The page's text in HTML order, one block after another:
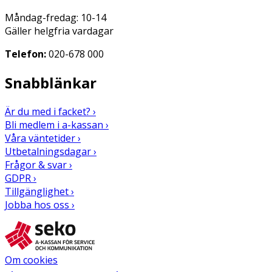
Måndag-fredag: 10-14
Gäller helgfria vardagar
Telefon:020-678 000
Snabblänkar
Är du med i facket? ›
Bli medlem i a-kassan ›
Våra väntetider ›
Utbetalningsdagar ›
Frågor & svar ›
GDPR ›
Tillgänglighet ›
Jobba hos oss ›
Om cookies